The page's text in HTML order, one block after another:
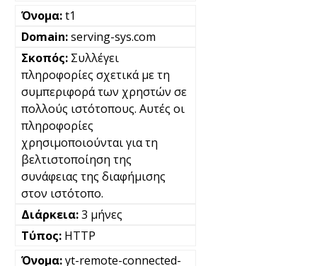
t1
serving-sys.com
Συλλέγει
πληροφορίες σχετικά με τη
συμπεριφορά των χρηστών σε
πολλούς ιστότοπους. Αυτές οι
πληροφορίες
χρησιμοποιούνται για τη
βελτιστοποίηση της
συνάφειας της διαφήμισης
στον ιστότοπο.
3 μήνες
HTTP
yt-remote-connected-